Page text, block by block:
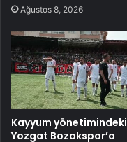
Ağustos 8, 2026
Kayyum yönetimindeki
Yozgat Bozokspor’a